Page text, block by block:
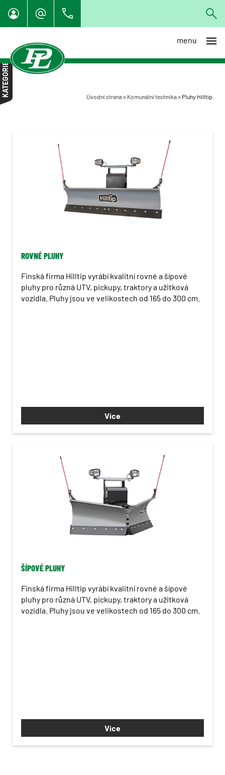
menu
Úvodní strana> Komunální technika> Pluhy Hilltip
KATEGORIE
Traktory Kioti
Traktorové sekačky
Kioti
Příkopová ramena Marolin
Rozmetadla Hilltip
Mezinápravová sekačka Kioti
Zametače Agrometall
ROVNÉ PLUHY
Finská firma Hilltip vyrábí kvalitní rovné a šípové
pluhy pro různá UTV, pickupy, traktory a užitková
vozidla. Pluhy jsou ve velikostech od 165 do 300 cm.
Více
ŠÍPOVÉ PLUHY
Finská firma Hilltip vyrábí kvalitní rovné a šípové
pluhy pro různá UTV, pickupy, traktory a užitková
vozidla. Pluhy jsou ve velikostech od 165 do 300 cm.
Více